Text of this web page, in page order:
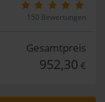
150 Bewertungen
Gesamtpreis
952,30 €